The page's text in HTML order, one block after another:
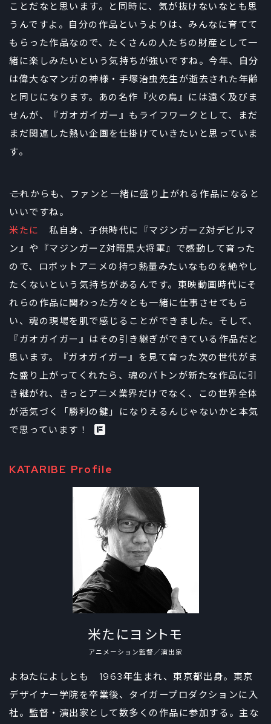
ことだなと思います。と同時に、気が抜けないなとも思
うんですよ。自分の作品というよりは、みんなに育てて
もらった作品なので、たくさんの人たちの財産として一
緒に楽しみたいという気持ちが強いですね。今年、自分
は偉大なマンガの神様・手塚治虫先生が逝去された年齢
と同じになります。あの名作『火の鳥』には遠く及びま
せんが、『ガオガイガー』もライフワークとして、まだ
まだ関連した熱い企画を仕掛けていきたいと思っていま
す。
――これからも、ファンと一緒に盛り上がれる作品になると
いいですね。
米たに
私自身、子供時代に『マジンガーZ対デビルマ
ン』や『マジンガーZ対暗黒大将軍』で感動して育った
ので、ロボットアニメの持つ熱量みたいなものを絶やし
たくないという気持ちがあるんです。東映動画時代にそ
れらの作品に関わった方々とも一緒に仕事させてもら
い、魂の現場を肌で感じることができました。そして、
『ガオガイガー』はその引き継ぎができている作品だと
思います。『ガオガイガー』を見て育った次の世代がま
た盛り上がってくれたら、魂のバトンが新たな作品に引
き継がれ、きっとアニメ業界だけでなく、この世界全体
が活気づく「勝利の鍵」になりえるんじゃないかと本気
で思っています！
KATARIBE Profile
米たにヨシトモ
アニメーション監督／演出家
よねたによしとも 1963年生まれ、東京都出身。東京
デザイナー学院を卒業後、タイガープロダクションに入
社。監督・演出家として数多くの作品に参加する。主な